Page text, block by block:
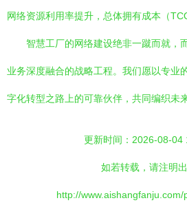
网络资源利用率提升，总体拥有成本（
智慧工厂的网络建设绝非一蹴而就，
业务深度融合的战略工程。我们愿以专业
字化转型之路上的可靠伙伴，共同编织未
更新时间：2026-08-04
如若转载，请注明出
http://